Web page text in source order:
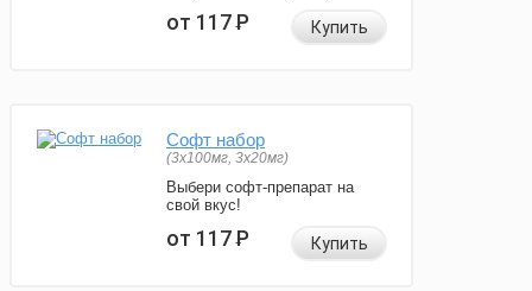
от 117Р Купить
Софт набор
(3x100мг, 3x20мг)
Выбери софт-препарат на
свой вкус!
от 117Р Купить